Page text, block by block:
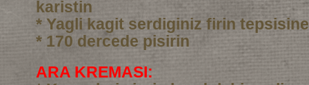
karistin
* Yagli kagit serdiginiz firin
* 170 dercede pisirin
ARA KREMASI: